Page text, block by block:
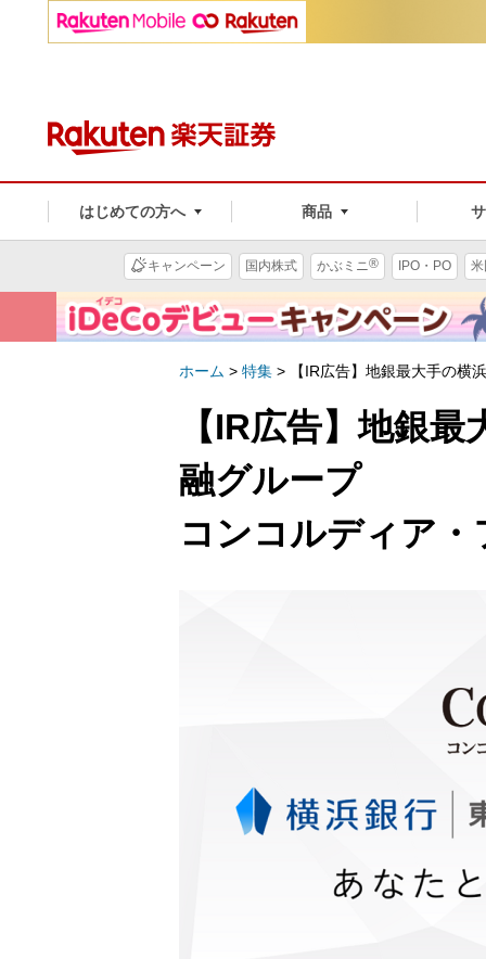
はじめての方へ 商品
キャンペーン 国内株式 かぶミニ® IPO・PO
ホーム > 特集 > 【IR広告】地銀最大手の
【IR広告】地銀
融グループ
コンコルディア